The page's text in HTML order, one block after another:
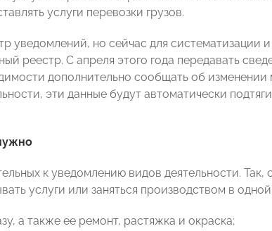
услуги перевозки грузов.
уведомлений, но сейчас для систематизации и
реестр. С апреля этого года передавать
дополнительно сообщать об изменении
эти данные будут автоматически
к уведомлению видов деятельности. Так,
услуги или заняться производством в
а также ее ремонт, растяжка и окраска;